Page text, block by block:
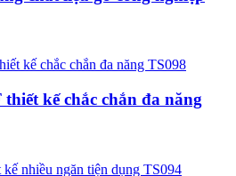
kế chắc chắn đa năng